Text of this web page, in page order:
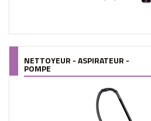
NETTOYEUR - ASPIRATEUR -
POMPE